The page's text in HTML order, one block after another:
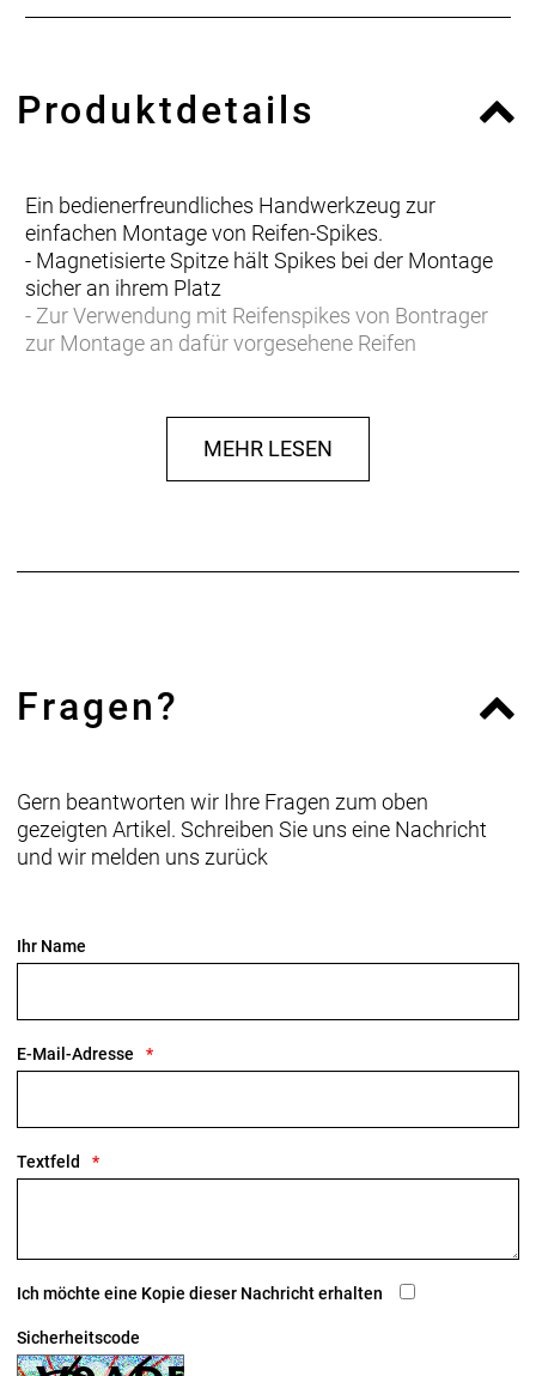
Produktdetails
Ein bedienerfreundliches Handwerkzeug zur
einfachen Montage von Reifen-Spikes.
- Magnetisierte Spitze hält Spikes bei der Montage
sicher an ihrem Platz
- Zur Verwendung mit Reifenspikes von Bontrager
zur Montage an dafür vorgesehene Reifen
MEHR LESEN
Fragen?
Gern beantworten wir Ihre Fragen zum oben
gezeigten Artikel. Schreiben Sie uns eine Nachricht
und wir melden uns zurück
Ihr Name
E-Mail-Adresse
Textfeld
Ich möchte eine Kopie dieser Nachricht erhalten
Sicherheitscode